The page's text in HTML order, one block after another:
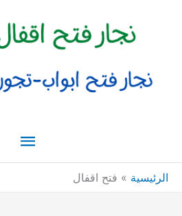
الرئيسية فتح اقفال